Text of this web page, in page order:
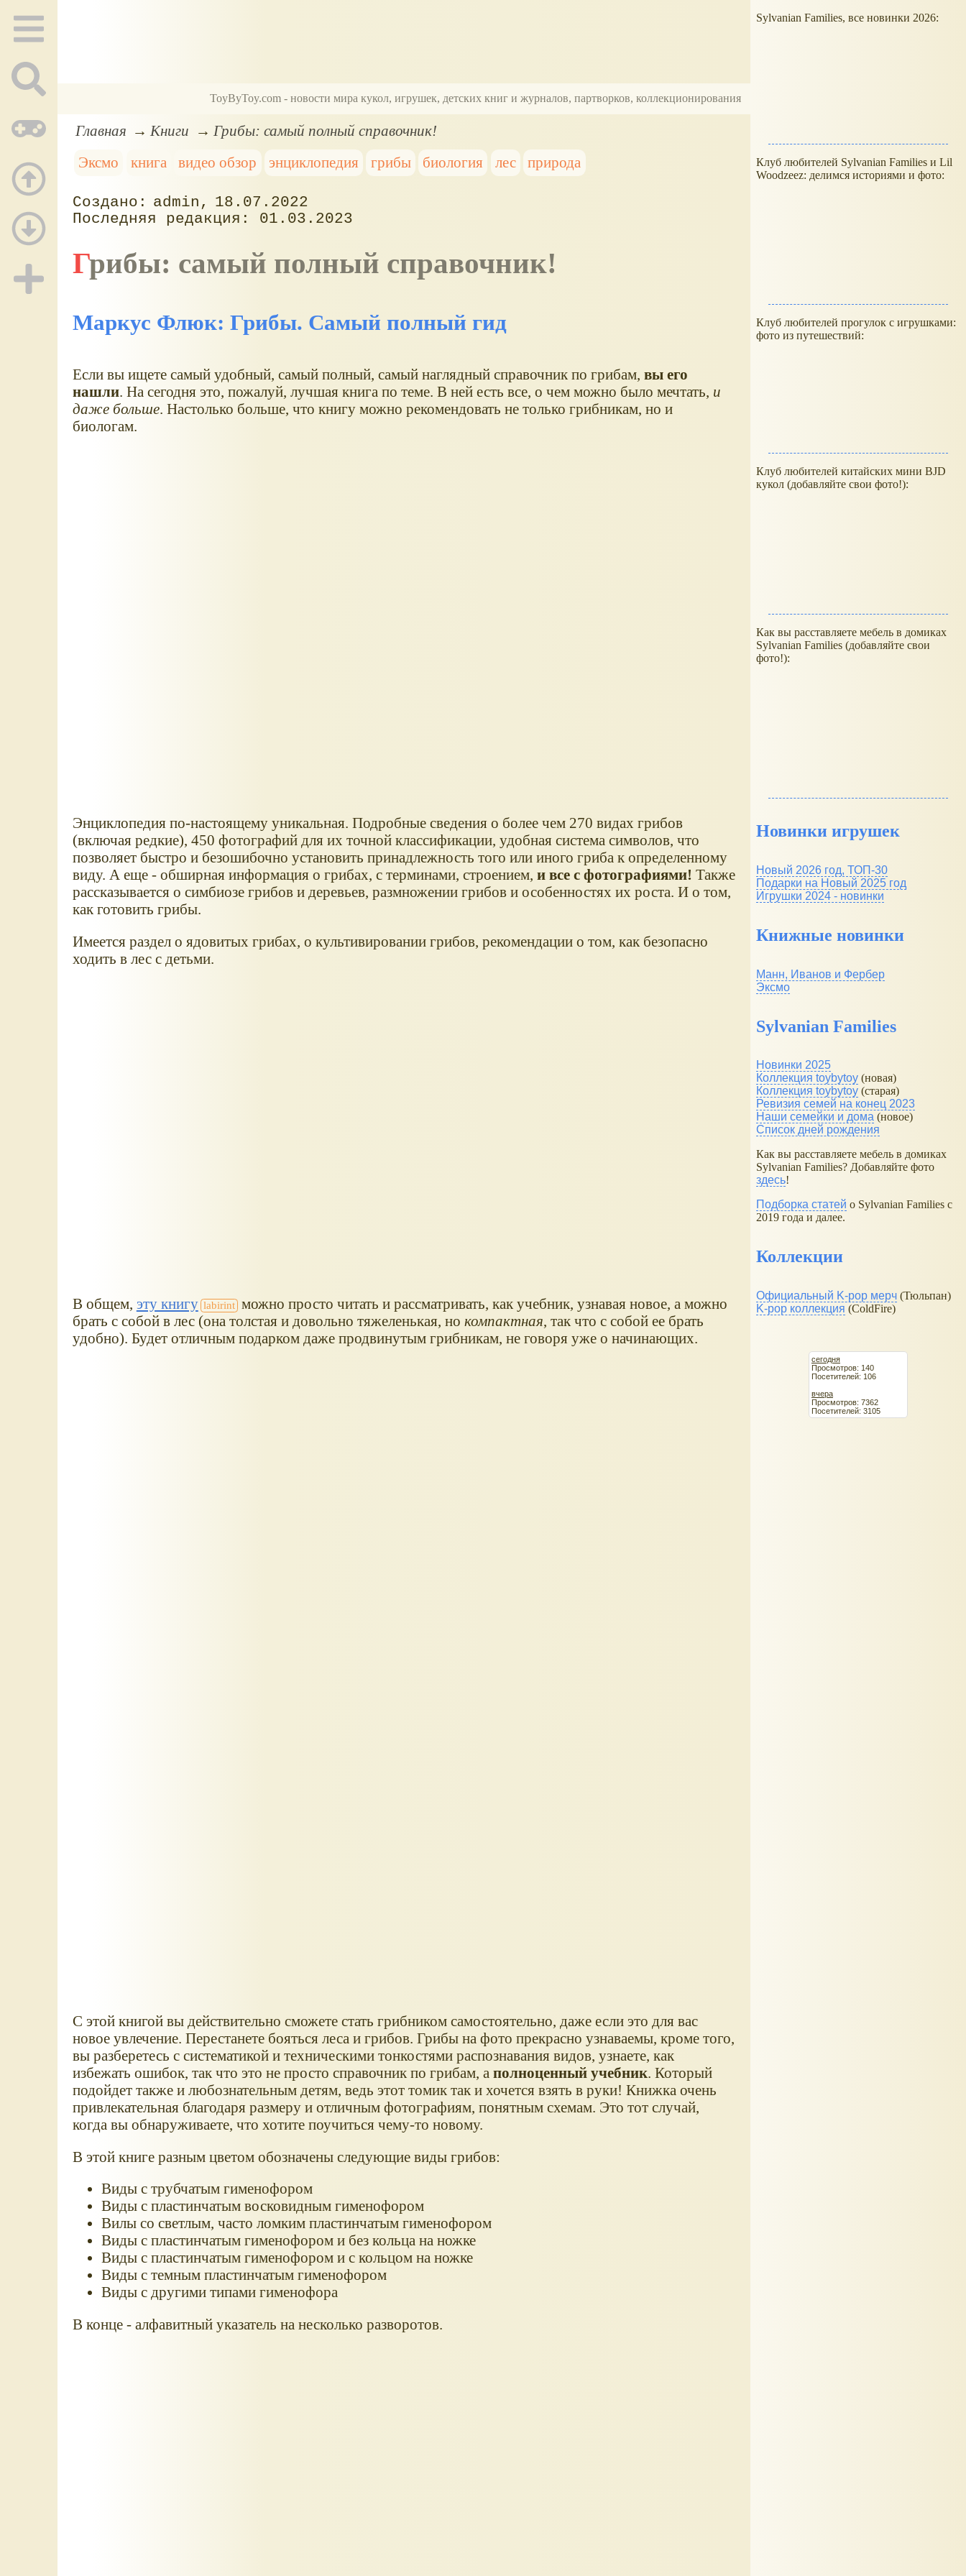
ToyByToy.com - новости мира кукол, игрушек, детских книг и журналов, партворков, коллекционирования
Главная Книги
Грибы: самый полный справочник!
Эксмо
книга видео обзор энциклопедия грибы биология лес природа
admin
18.07.2022
01.03.2023
Грибы: самый полный справочник!
Маркус Флюк: Грибы. Самый полный гид
Если вы ищете самый удобный, самый полный, самый наглядный справочник по грибам, вы его
нашли. На сегодня это, пожалуй, лучшая книга по теме. В ней есть все, о чем можно было мечтать, и
даже больше. Настолько больше, что книгу можно рекомендовать не только грибникам, но и
биологам.
Энциклопедия по-настоящему уникальная. Подробные сведения о более чем 270 видах грибов
(включая редкие), 450 фотографий для их точной классификации, удобная система символов, что
позволяет быстро и безошибочно установить принадлежность того или иного гриба к определенному
виду. А еще - обширная информация о грибах, с терминами, строением, и все с фотографиями! Также
рассказывается о симбиозе грибов и деревьев, размножении грибов и особенностях их роста. И о том,
как готовить грибы.
Имеется раздел о ядовитых грибах, о культивировании грибов, рекомендации о том, как безопасно
ходить в лес с детьми.
В общем, эту книгу
можно просто читать и рассматривать, как учебник, узнавая новое, а можно
брать с собой в лес (она толстая и довольно тяжеленькая, но компактная, так что с собой ее брать
удобно). Будет отличным подарком даже продвинутым грибникам, не говоря уже о начинающих.
С этой книгой вы действительно сможете стать грибником самостоятельно, даже если это для вас
новое увлечение. Перестанете бояться леса и грибов. Грибы на фото прекрасно узнаваемы, кроме того,
вы разберетесь с систематикой и техническими тонкостями распознавания видов, узнаете, как
избежать ошибок, так что это не просто справочник по грибам, а полноценный учебник. Который
подойдет также и любознательным детям, ведь этот томик так и хочется взять в руки! Книжка очень
привлекательная благодаря размеру и отличным фотографиям, понятным схемам. Это тот случай,
когда вы обнаруживаете, что хотите поучиться чему-то новому.
В этой книге разным цветом обозначены следующие виды грибов:
Виды с трубчатым гименофором
Виды с пластинчатым восковидным гименофором
Вилы со светлым, часто ломким пластинчатым гименофором
Виды с пластинчатым гименофором и без кольца на ножке
Виды с пластинчатым гименофором и с кольцом на ножке
Виды с темным пластинчатым гименофором
Виды с другими типами гименофора
В конце - алфавитный указатель на несколько разворотов.
Sylvanian Families, все новинки 2026:
Клуб любителей Sylvanian Families и Lil
Woodzeez: делимся историями и фото:
Клуб любителей прогулок с игрушками:
фото из путешествий:
Клуб любителей китайских мини BJD
кукол (добавляйте свои фото!):
Как вы расставляете мебель в домиках
Sylvanian Families (добавляйте свои
фото!):
Новинки игрушек
Новый 2026 год, ТОП-30
Подарки на Новый 2025 год
Игрушки 2024 - новинки
Книжные новинки
Манн, Иванов и Фербер
Эксмо
Sylvanian Families
Новинки 2025
Коллекция toybytoy (новая)
Коллекция toybytoy (старая)
Ревизия семей на конец 2023
Наши семейки и дома (новое)
Список дней рождения
Как вы расставляете мебель в домиках
Sylvanian Families? Добавляйте фото
здесь!
Подборка статей о Sylvanian Families с
2019 года и далее.
Коллекции
Официальный K-pop мерч (Тюльпан)
K-pop коллекция (ColdFire)
сегодня
Просмотров: 140
Посетителей: 106
вчера
Просмотров: 7362
Посетителей: 3105